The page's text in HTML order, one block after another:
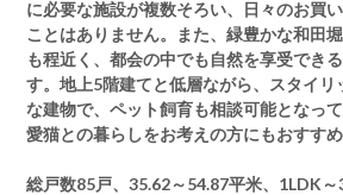
に必要な施設が複数そろい、日々のお買
ことはありません。また、緑豊かな和田
も程近く、都会の中でも自然を享受でき
す。地上5階建てと低層ながら、スタイリ
な建物で、ペット飼育も相談可能となっ
愛猫との暮らしをお考えの方にもおすすめ
総戸数85戸、35.62～54.87平米、1LDK